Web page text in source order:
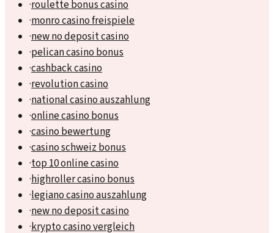
·roulette bonus casino
·monro casino freispiele
·new no deposit casino
·pelican casino bonus
·cashback casino
·revolution casino
·national casino auszahlung
·online casino bonus
·casino bewertung
·casino schweiz bonus
·top 10 online casino
·highroller casino bonus
·legiano casino auszahlung
·new no deposit casino
·krypto casino vergleich